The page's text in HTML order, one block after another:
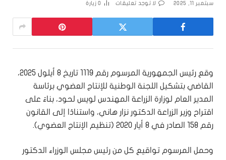
سبتمبر 11, 2025 لا توجد تعليقات 0 زيارة
وقع رئيس الجمهورية المرسوم رقم 1119 تاريخ 8 أيلول 2025،
القاضي بتشكيل اللجنة الوطنية للإنتاج العضوي برئاسة
المدير العام لوزارة الزراعة المهندس لويس لحود، بناءً على
اقتراح وزير الزراعة الدكتور نزار هاني، واستنادًا إلى القانون
رقم 158 الصادر في 8 أيار 2020 (تنظيم الإنتاج العضوي).
وحمل المرسوم تواقيع كل من رئيس مجلس الوزراء الدكتور